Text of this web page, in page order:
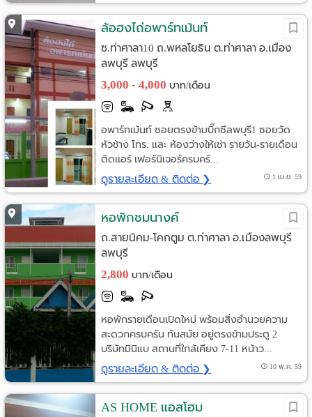
ล้อฮงไถ่อพาร์ทเม้นท์
ซ.ท่าศาลา10 ถ.พหลโยธิน ต.ท่าศาลา อ.เมือง
ลพบุรี ลพบุรี
3,000 - 4,000 บาท/เดือน
อพาร์ทเม้นท์ ซอยตรงข้ามบิ๊กซีลพบุรี1 ซอยวัด
หัวช้าง โทร. เเละ ห้องว่างให้เช่า รายวัน-รายเดือน
ติดเเอร์ เฟอร์นิเจอร์ครบครั...
ดูรายละเอียด & ติดต่อ ❯ 1 เม.ย. 59
หอพักชมนางค์
ถ.สายนิคม-โคกตูม ต.ท่าศาลา อ.เมืองลพบุรี
ลพบุรี
2,800 บาท/เดือน
หอพักรายเดือนเปิดใหม่ พร้อมสิ่งอำนวยความ
สะดวกครบครัน ทันสมัย อยู่ตรงข้ามประตู 2
บริษัทมินิแบ สถานที่ใกล้เคียง 7-11 หน้าว...
ดูรายละเอียด & ติดต่อ ❯ 10 พ.ค. 59
AS HOME แอสโฮม